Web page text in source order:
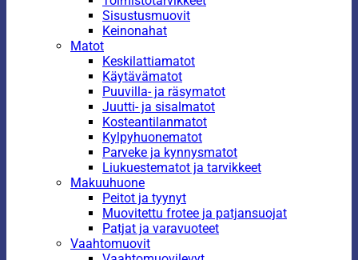
Sisustusmuovit
Keinonahat
Matot
Keskilattiamatot
Käytävämatot
Puuvilla- ja räsymatot
Juutti- ja sisalmatot
Kosteantilanmatot
Kylpyhuonematot
Parveke ja kynnysmatot
Liukuestematot ja tarvikkeet
Makuuhuone
Peitot ja tyynyt
Muovitettu frotee ja patjansuojat
Patjat ja varavuoteet
Vaahtomuovit